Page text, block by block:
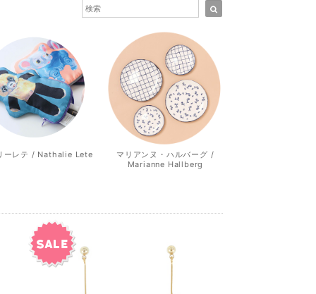
ーレテ / Nathalie Lete
マリアンヌ・ハルバーグ /
Marianne Hallberg